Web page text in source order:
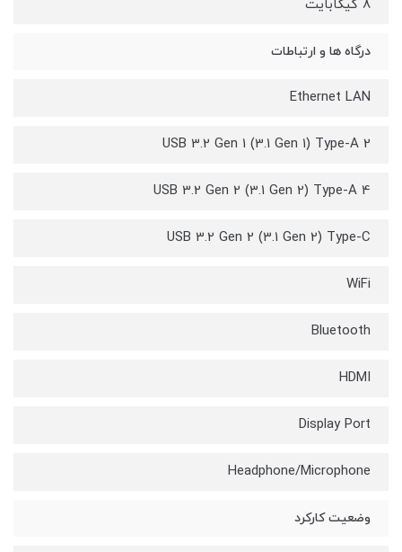
8 گیگابایت
درگاه ها و ارتباطات
Ethernet LAN
USB 3.2 Gen 1 (3.1 Gen 1) Type-A 2
USB 3.2 Gen 2 (3.1 Gen 2) Type-A 4
USB 3.2 Gen 2 (3.1 Gen 2) Type-C
WiFi
Bluetooth
HDMI
Display Port
Headphone/Microphone
وضعیت کارکرد